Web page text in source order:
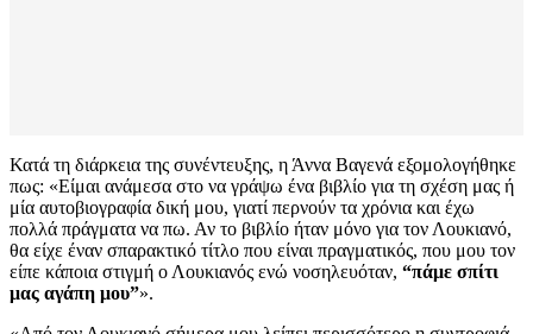
Κατά τη διάρκεια της συνέντευξης, η Άννα Βαγενά εξομολογήθηκε
πως: «Είμαι ανάμεσα στο να γράψω ένα βιβλίο για τη σχέση μας ή
μία αυτοβιογραφία δική μου, γιατί περνούν τα χρόνια και έχω
πολλά πράγματα να πω. Αν το βιβλίο ήταν μόνο για τον Λουκιανό,
θα είχε έναν σπαρακτικό τίτλο που είναι πραγματικός, που μου τον
είπε κάποια στιγμή ο Λουκιανός ενώ νοσηλευόταν, “πάμε σπίτι
μας αγάπη μου”».